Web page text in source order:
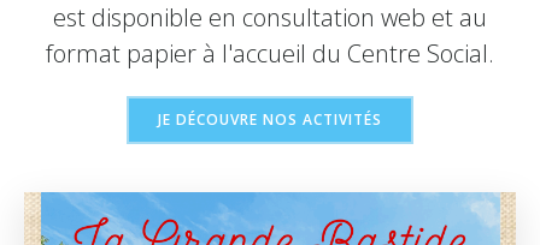
est disponible en consultation web et au
format papier à l'accueil du Centre Social.
JE DÉCOUVRE NOS ACTIVITÉS